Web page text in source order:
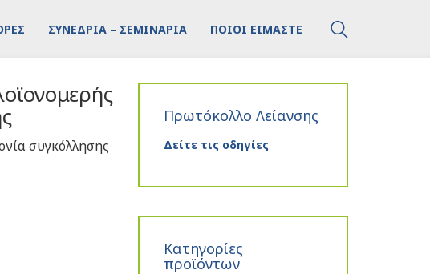
ΣΥΝΕΔΡΙΑ – ΣΕΜΙΝΑΡΙΑ ΠΟΙΟΙ ΕΙΜΑΣΤΕ
συγκόλλησης
Πρωτόκολλο Λείανσης
Δείτε τις οδηγίες
Κατηγορίες
προϊόντων